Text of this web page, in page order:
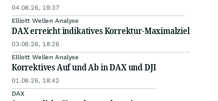
04.08.26, 19:37
Elliott Wellen Analyse
DAX erreicht indikatives Korrektur-Maximalziel
03.08.26, 18:26
Elliott Wellen Analyse
Korrektives Auf und Ab in DAX und DJI
01.08.26, 18:42
DAX